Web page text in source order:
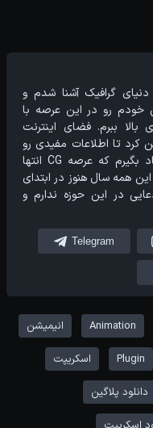
1384 با دنیای گرافیک آشنا شدم و
رو در این عرصه با
بالا ببرم. فضای اینترنت
تا اطلاعات مفیدی رو
بدست بیارم و یاد بگیرم که عرصه CG انتها
همه سال هنوز در ابتدای
در این حوزه ندارم و
Telegram
Animation انیمیشن
Plugin اسکریپت
دانلود پلاگین